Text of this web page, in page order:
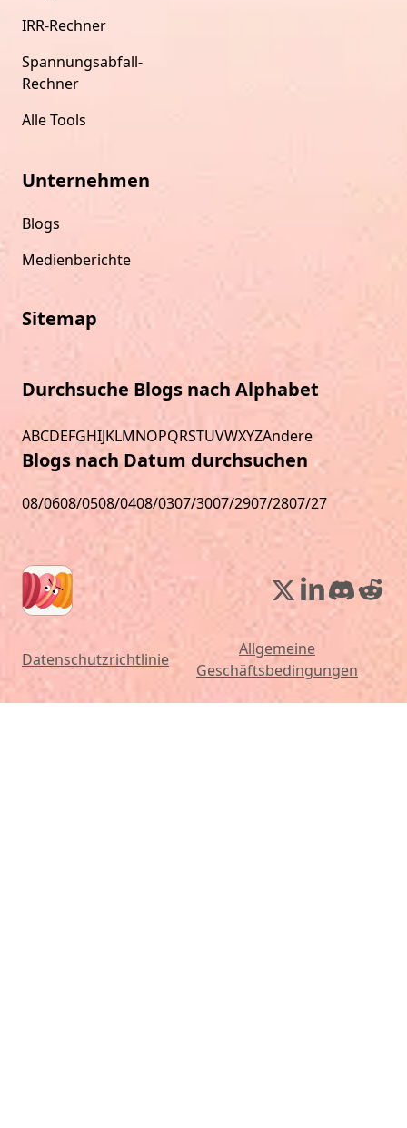
IRR-Rechner
Spannungsabfall-
Rechner
Alle Tools
Unternehmen
Blogs
Medienberichte
Sitemap
Durchsuche Blogs nach Alphabet
ABCDEFGHIJKLMNOPQRSTUVWXYZAndere
Blogs nach Datum durchsuchen
08/0608/0508/0408/0307/3007/2907/2807/27
Datenschutzrichtlinie
Allgemeine
Geschäftsbedingungen